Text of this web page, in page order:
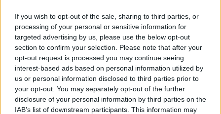
If you wish to opt-out of the sale, sharing to third parties, or
processing of your personal or sensitive information for
targeted advertising by us, please use the below opt-out
section to confirm your selection. Please note that after your
opt-out request is processed you may continue seeing
interest-based ads based on personal information utilized by
us or personal information disclosed to third parties prior to
your opt-out. You may separately opt-out of the further
disclosure of your personal information by third parties on the
IAB’s list of downstream participants. This information may